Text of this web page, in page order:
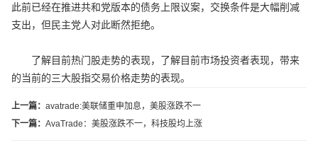
此前已经在推进共和党版本的债务上限议案，交换条件是大幅削减
支出，但民主党人对此断然拒绝。
了解目前热门股走势的表现，了解目前市场投资者表现，带来
的当前的三大股指交易价格走势的表现。
上一篇： avatrade:美联储重申加息，美股涨跌不一
下一篇： AvaTrade：美股涨跌不一，科技股均上涨